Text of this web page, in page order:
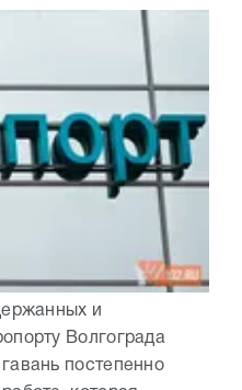
и
Волгограда
постепенно